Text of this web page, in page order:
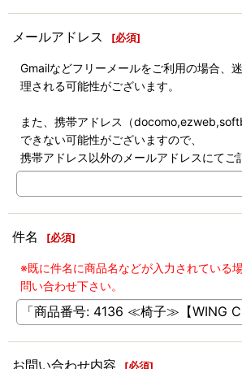
メールアドレス [必須]
Gmailなどフリーメールをご利用の場合、
理される可能性がございます。
また、携帯アドレス（
できない可能性がございますので、
携帯アドレス以外のメールアドレスにてご
件名 [必須]
※既に件名に商品名などが入力されている
問い合わせ下さい。
お問い合わせ内容 [必須]